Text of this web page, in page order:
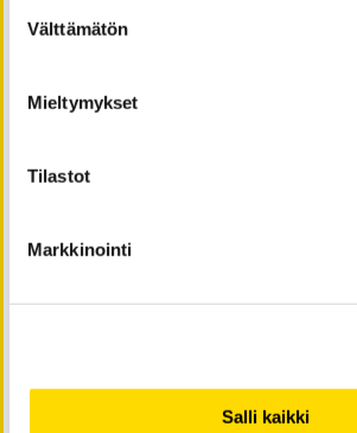
valinta
Välttämätön
Mieltymykset
Tilastot
Markkinointi
Salli kaikki
lokakuu 2020
elokuu 2020
kesäkuu 2020
huhtikuu 2020
helmikuu 2020